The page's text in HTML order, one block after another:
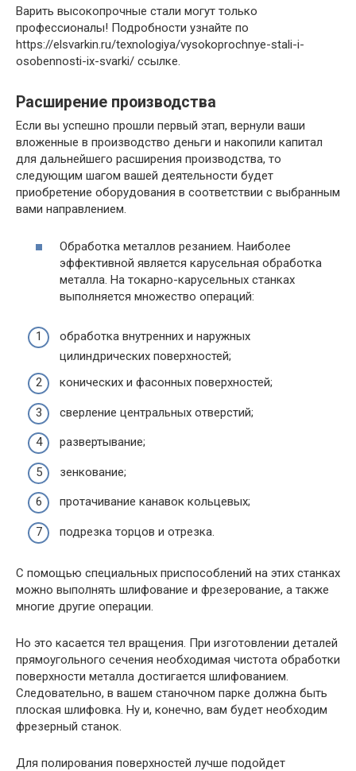
Варить высокопрочные стали могут только
профессионалы! Подробности узнайте по
https://elsvarkin.ru/texnologiya/vysokoprochnye-stali-i-
osobennosti-ix-svarki/ ссылке.
Расширение производства
Если вы успешно прошли первый этап, вернули ваши
вложенные в производство деньги и накопили капитал
для дальнейшего расширения производства, то
следующим шагом вашей деятельности будет
приобретение оборудования в соответствии с выбранным
вами направлением.
Обработка металлов резанием. Наиболее
эффективной является карусельная обработка
металла. На токарно-карусельных станках
выполняется множество операций:
обработка внутренних и наружных
цилиндрических поверхностей;
конических и фасонных поверхностей;
сверление центральных отверстий;
развертывание;
зенкование;
протачивание канавок кольцевых;
подрезка торцов и отрезка.
С помощью специальных приспособлений на этих станках
можно выполнять шлифование и фрезерование, а также
многие другие операции.
Но это касается тел вращения. При изготовлении деталей
прямоугольного сечения необходимая чистота обработки
поверхности металла достигается шлифованием.
Следовательно, в вашем станочном парке должна быть
плоская шлифовка. Ну и, конечно, вам будет необходим
фрезерный станок.
Для полирования поверхностей лучше подойдет